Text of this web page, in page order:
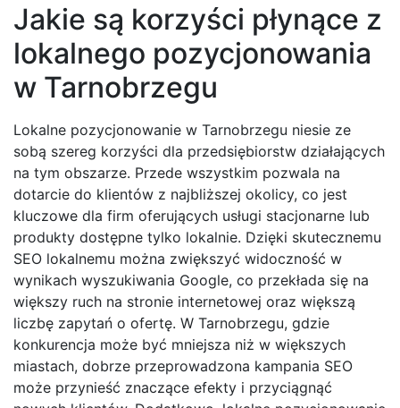
Jakie są korzyści płynące z
lokalnego pozycjonowania
w Tarnobrzegu
Lokalne pozycjonowanie w Tarnobrzegu niesie ze
sobą szereg korzyści dla przedsiębiorstw działających
na tym obszarze. Przede wszystkim pozwala na
dotarcie do klientów z najbliższej okolicy, co jest
kluczowe dla firm oferujących usługi stacjonarne lub
produkty dostępne tylko lokalnie. Dzięki skutecznemu
SEO lokalnemu można zwiększyć widoczność w
wynikach wyszukiwania Google, co przekłada się na
większy ruch na stronie internetowej oraz większą
liczbę zapytań o ofertę. W Tarnobrzegu, gdzie
konkurencja może być mniejsza niż w większych
miastach, dobrze przeprowadzona kampania SEO
może przynieść znaczące efekty i przyciągnąć